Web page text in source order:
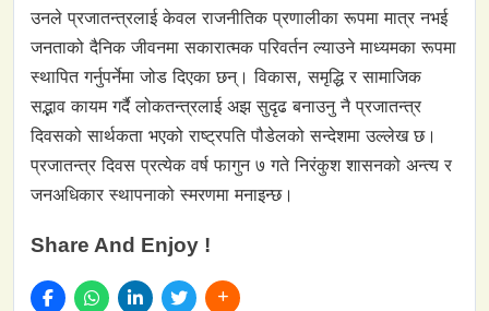
उनले प्रजातन्त्रलाई केवल राजनीतिक प्रणालीका रूपमा मात्र नभई
जनताको दैनिक जीवनमा सकारात्मक परिवर्तन ल्याउने माध्यमका रूपमा
स्थापित गर्नुपर्नेमा जोड दिएका छन्। विकास, समृद्धि र सामाजिक
सद्भाव कायम गर्दै लोकतन्त्रलाई अझ सुदृढ बनाउनु नै प्रजातन्त्र
दिवसको सार्थकता भएको राष्ट्रपति पौडेलको सन्देशमा उल्लेख छ।
प्रजातन्त्र दिवस प्रत्येक वर्ष फागुन ७ गते निरंकुश शासनको अन्त्य र
जनअधिकार स्थापनाको स्मरणमा मनाइन्छ।
Share And Enjoy !